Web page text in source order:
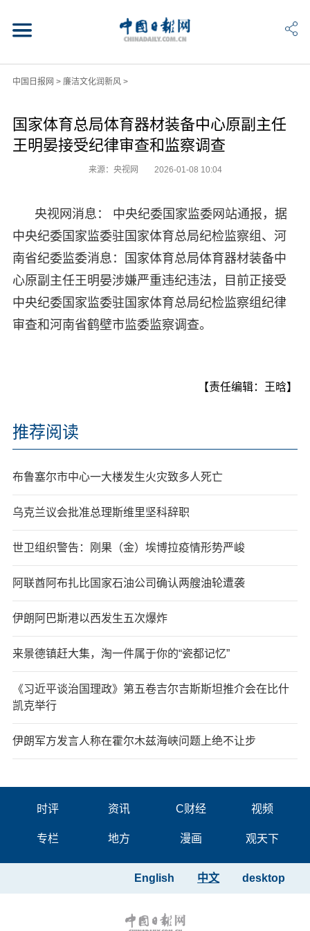
中国日报网 > 廉洁文化润新风>
国家体育总局体育器材装备中心原副主任
王明晏接受纪律审查和监察调查
来源：央视网 2026-01-08 10:04
央视网消息： 中央纪委国家监委网站通报，据
中央纪委国家监委驻国家体育总局纪检监察组、河
南省纪委监委消息：国家体育总局体育器材装备中
心原副主任王明晏涉嫌严重违纪违法，目前正接受
中央纪委国家监委驻国家体育总局纪检监察组纪律
审查和河南省鹤壁市监委监察调查。
【责任编辑：王晗】
推荐阅读
布鲁塞尔市中心一大楼发生火灾致多人死亡
乌克兰议会批准总理斯维里坚科辞职
世卫组织警告：刚果（金）埃博拉疫情形势严峻
阿联酋阿布扎比国家石油公司确认两艘油轮遭袭
伊朗阿巴斯港以西发生五次爆炸
来景德镇赶大集，淘一件属于你的“瓷都记忆”
《习近平谈治国理政》第五卷吉尔吉斯斯坦推介会在比什
凯克举行
伊朗军方发言人称在霍尔木兹海峡问题上绝不让步
时评 资讯 C财经 视频
专栏 地方 漫画 观天下
desktop
中文
English